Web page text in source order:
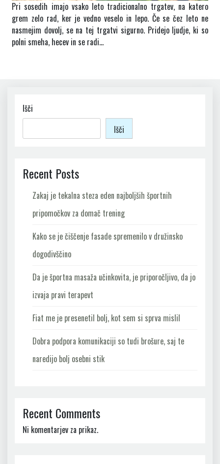
Pri sosedih imajo vsako leto tradicionalno trgatev, na katero
grem zelo rad, ker je vedno veselo in lepo. Če se čez leto ne
nasmejim dovolj, se na tej trgatvi sigurno. Pridejo ljudje, ki so
polni smeha, hecev in se radi…
Išči
Išči
Recent Posts
Zakaj je tekalna steza eden najboljših športnih
pripomočkov za domač trening
Kako se je čiščenje fasade spremenilo v družinsko
dogodivščino
Da je športna masaža učinkovita, je priporočljivo, da jo
izvaja pravi terapevt
Fiat me je presenetil bolj, kot sem si sprva mislil
Dobra podpora komunikaciji so tudi brošure, saj te
naredijo bolj osebni stik
Recent Comments
Ni komentarjev za prikaz.